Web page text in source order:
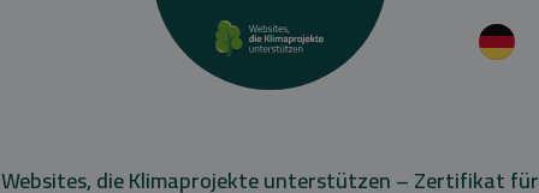
Websites, die Klimaprojekte unterstützen – Zertifikat für